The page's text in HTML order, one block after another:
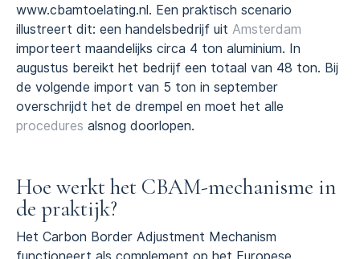
www.cbamtoelating.nl. Een praktisch scenario
illustreert dit: een handelsbedrijf uit Amsterdam
importeert maandelijks circa 4 ton aluminium. In
augustus bereikt het bedrijf een totaal van 48 ton. Bij
de volgende import van 5 ton in september
overschrijdt het de drempel en moet het alle
procedures alsnog doorlopen.
Hoe werkt het CBAM-mechanisme in
de praktijk?
Het Carbon Border Adjustment Mechanism